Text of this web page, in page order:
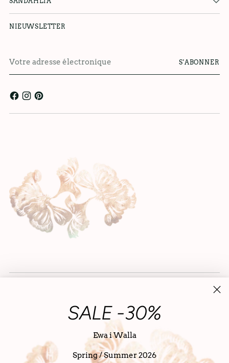
SALE -30%
Ewa i Walla
Spring / Summer 2026
NIEUWSLETTER
adresse
S'ABONNER
Français Pays-Bas (EUR €)